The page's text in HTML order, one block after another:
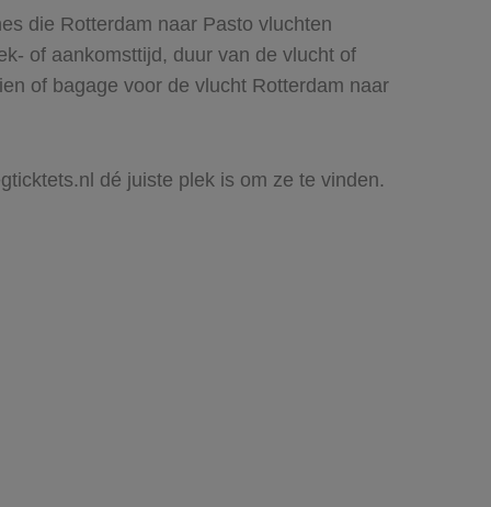
die Rotterdam naar Pasto vluchten
of aankomsttijd, duur van de vlucht of
of bagage voor de vlucht Rotterdam naar
dé juiste plek is om ze te vinden.